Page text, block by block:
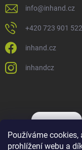
Používáme
prohlížení webu a
info@inhand.cz
+420 723 901 522
inhand.cz
inhandcz